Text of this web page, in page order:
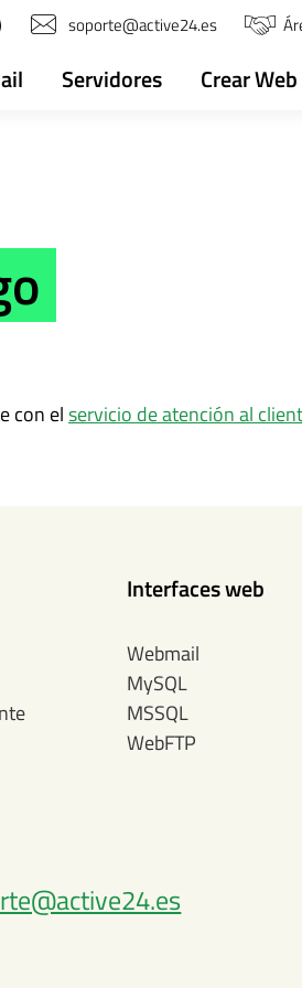
soporte@active24.es
Servidores Crear Web
con elservicio de atención al
Interfaces web
Webmail
MySQL
MSSQL
WebFTP